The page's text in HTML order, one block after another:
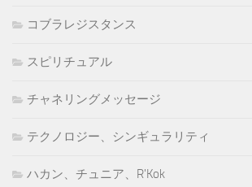
コブラレジスタンス
スピリチュアル
チャネリングメッセージ
テクノロジー、シンギュラリティ
ハカン、チュニア、R'Kok